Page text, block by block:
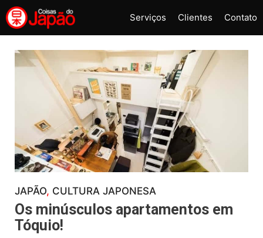
Pular
para
o
conteúdo
Serviços Clientes Contato
JAPÃO, CULTURA JAPONESA
Os minúsculos apartamentos em
Tóquio!